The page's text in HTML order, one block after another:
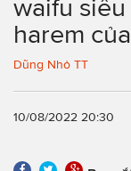
waifu
harem
Dũng Nhỏ TT
10/08/2022 20:30